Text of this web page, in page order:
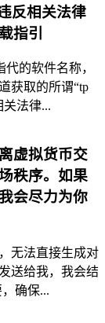
反相关法律
指引
的软件名称，
获取的所谓“tp
法律...
虚拟货币交
秩序。如果
会尽力为你
无法直接生成对
送给我，我会结
确保...